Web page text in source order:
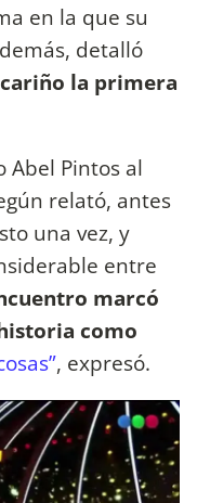
en la que su
detalló
la primera
Abel Pintos al
relató, antes
una vez, y
entre
marcó
como
, expresó.